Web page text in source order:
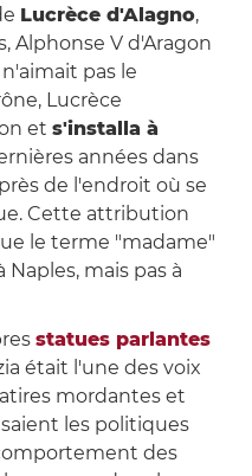
Lucrèce d'Alagno,
Alphonse V d'Aragon
pas le
Lucrèce
et s'installa à
années dans
de l'endroit où se
Cette attribution
le terme "madame"
mais pas à
statues parlantes
était l'une des voix
mordantes et
les politiques
des